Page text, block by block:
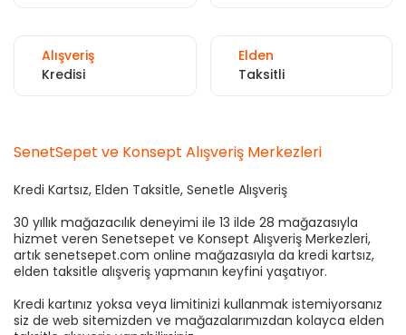
Alışveriş
Kredisi
Elden
Taksitli
SenetSepet ve Konsept Alışveriş Merkezleri
Kredi Kartsız, Elden Taksitle, Senetle Alışveriş
30 yıllık mağazacılık deneyimi ile 13 ilde 28 mağazasıyla
hizmet veren Senetsepet ve Konsept Alışveriş Merkezleri,
artık senetsepet.com online mağazasıyla da kredi kartsız,
elden taksitle alışveriş yapmanın keyfini yaşatıyor.
Kredi kartınız yoksa veya limitinizi kullanmak istemiyorsanız
siz de web sitemizden ve mağazalarımızdan kolayca elden